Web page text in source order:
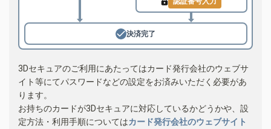
決済完了
3Dセキュアのご利用にあたってはカード発行会社のウェブサ
イト等にてパスワードなどの設定をお済みいただく必要があ
ります。
お持ちのカードが3Dセキュアに対応しているかどうかや、設
定方法・利用手順についてはカード発行会社のウェブサイト